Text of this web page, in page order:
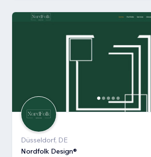
Düsseldorf, DE
Nordfolk Design®